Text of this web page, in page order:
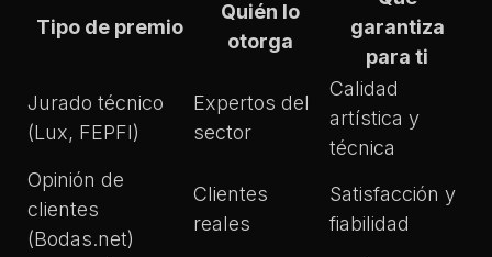
Tipo de premio
Quién lo
otorga
garantiza
para ti
Jurado técnico
(Lux, FEPFI)
Expertos del
sector
Calidad
artística y
técnica
Opinión de
clientes
(Bodas.net)
Clientes
reales
Satisfacción y
fiabilidad